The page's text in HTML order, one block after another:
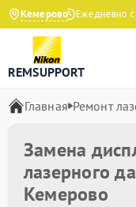
Кемерово
на Яндекс Ежедневно с
REMSUPPORT
Главная Ремонт
Замена
лазерного
Кемерово